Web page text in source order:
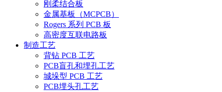
刚柔结合板
金属基板（MCPCB）
Rogers 系列 PCB 板
高密度互联电路板
制造工艺
背钻 PCB 工艺
PCB盲孔和埋孔工艺
城垛型 PCB 工艺
PCB埋头孔工艺